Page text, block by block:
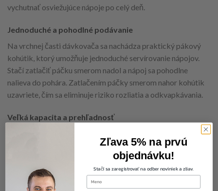
vychutnať osviežujúce nápoje po celý deň.
Jednoduché a pohodlné podávanie
Na vrchnej časti dávkovača sa nachádza praktický pákový
kohútik, ktorý umožňuje jednoduché servírovanie nápojov.
Stačí zatlačiť páčku smerom nadol a nápoj sa pohodlne
nalieva do pohára. Zatlačením páčky smerom nahor kohútik
uzavriete, čím sa eliminuje riziko rozliatia a odkvapkávania.
Veľká kapacita a prehľadnosť
Dávkovač má kapacitu 4 litre, čo je ideálne pre väčšie akcie.
Priehľadná nádržka na nápoje vám umožňuje sledovať úroveň
obsahu, takže vždy viete, kedy je potrebné doplniť nápoje. Už
žiadne zbytočné behanie do kuchyne!
Zľava 5% na prvú
objednávku!
Stačí sa zaregistrovať na odber noviniek a zliav.
first-name